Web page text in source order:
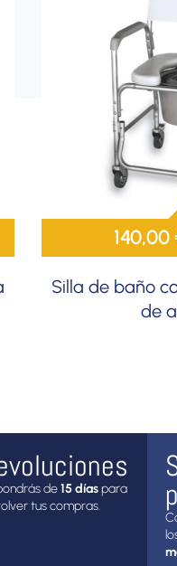
140,00
Silla de baño
de
de15 díaspara
tus compras.